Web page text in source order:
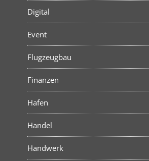
Digital
Event
Flugzeugbau
Finanzen
Hafen
Handel
Handwerk